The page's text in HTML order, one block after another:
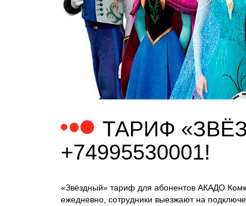
ТАРИФ
+74995530001!
«Звёздный» тариф для абонентов АКАДО
ежедневно, сотрудники выезжают на